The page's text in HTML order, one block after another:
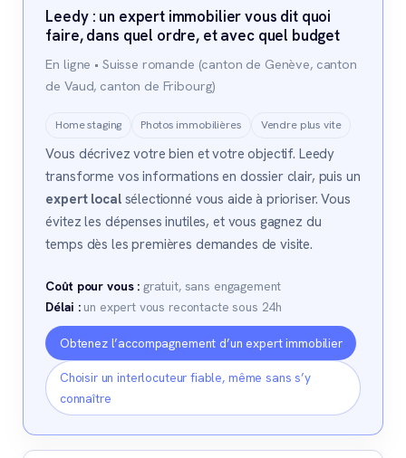
Leedy : un expert immobilier vous dit quoi
faire, dans quel ordre, et avec quel budget
En ligne • Suisse romande (canton de Genève, canton
de Vaud, canton de Fribourg)
Home staging Photos immobilières Vendre plus vite
Vous décrivez votre bien et votre objectif. Leedy
transforme vos informations en dossier clair, puis un
expert localsélectionné vous aide à prioriser. Vous
évitez les dépenses inutiles, et vous gagnez du
temps dès les premières demandes de visite.
Coût pour vous : gratuit, sans engagement
Délai :un expert vous recontacte sous 24h
Obtenez l’accompagnement d’un expert immobilier
Choisir un interlocuteur fiable, même sans s’y
connaître